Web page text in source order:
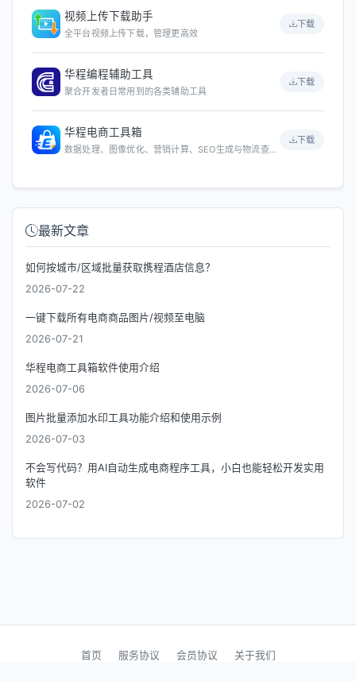
视频上传下载助手
全平台视频上传下载，管理更高效
下载
华程编程辅助工具
聚合开发者日常用到的各类辅助工具
下载
华程电商工具箱
数据处理、图像优化、营销计算、SEO生成与物流查询等
下载
最新文章
如何按城市/区域批量获取携程酒店信息？
2026-07-22
一键下载所有电商商品图片/视频至电脑
2026-07-21
华程电商工具箱软件使用介绍
2026-07-06
图片批量添加水印工具功能介绍和使用示例
2026-07-03
不会写代码？用AI自动生成电商程序工具，小白也能轻松开发实用
软件
2026-07-02
首页 服务协议 会员协议 关于我们